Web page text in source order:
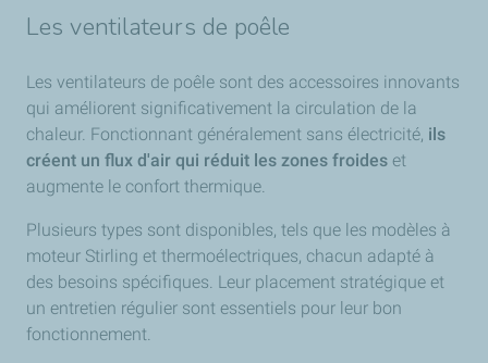
Les ventilateurs de poêle
Les ventilateurs de poêle sont des accessoires innovants
qui améliorent significativement la circulation de la
chaleur. Fonctionnant généralement sans électricité, ils
créent un flux d'air qui réduit les zones froides et
augmente le confort thermique.
Plusieurs types sont disponibles, tels que les modèles à
moteur Stirling et thermoélectriques, chacun adapté à
des besoins spécifiques. Leur placement stratégique et
un entretien régulier sont essentiels pour leur bon
fonctionnement.